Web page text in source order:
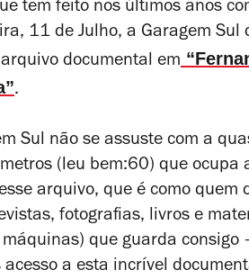
tem feito nos últimos anos
11 de Julho, a Garagem Sul
documental em
.
Sul não se assuste com a
(leu bem:60) que ocupa
arquivo, que é como
fotografias, livros e
que guarda
a esta incrível